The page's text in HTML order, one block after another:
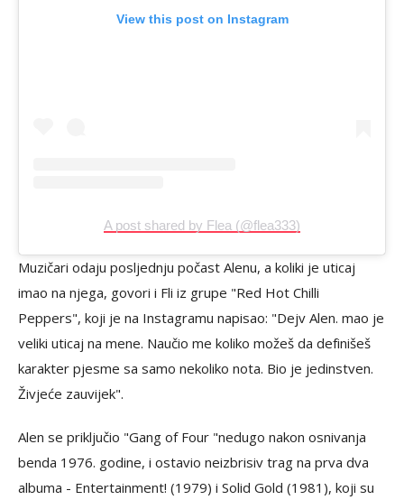
View this post on Instagram
A post shared by Flea (@flea333)
Muzičari odaju posljednju počast Alenu, a koliki je uticaj
imao na njega, govori i Fli iz grupe "Red Hot Chilli
Peppers", koji je na Instagramu napisao: "Dejv Alen. mao je
veliki uticaj na mene. Naučio me koliko možeš da definišeš
karakter pjesme sa samo nekoliko nota. Bio je jedinstven.
Živjeće zauvijek".
Alen se priključio "Gang of Four "nedugo nakon osnivanja
benda 1976. godine, i ostavio neizbrisiv trag na prva dva
albuma - Entertainment! (1979) i Solid Gold (1981), koji su